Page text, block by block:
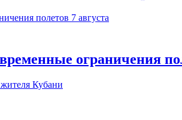
ограничения